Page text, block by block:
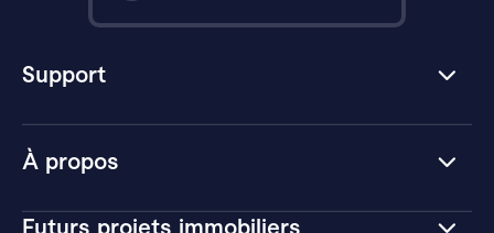
À propos
Futurs projets immobiliers
Support